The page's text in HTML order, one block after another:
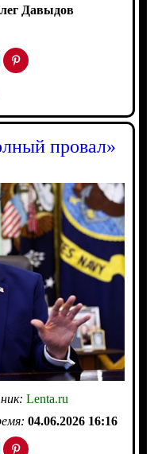
Давыдов
провал»
Lenta.ru
04.06.2026 16:16